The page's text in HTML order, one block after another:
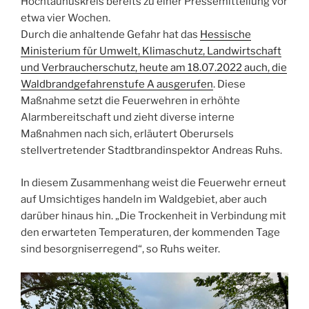
etwa vier Wochen.
Durch die anhaltende Gefahr hat das Hessische
Ministerium für Umwelt, Klimaschutz, Landwirtschaft
und Verbraucherschutz, heute am 18.07.2022 auch, die
Waldbrandgefahrenstufe A ausgerufen. Diese
Maßnahme setzt die Feuerwehren in erhöhte
Alarmbereitschaft und zieht diverse interne
Maßnahmen nach sich, erläutert Oberursels
stellvertretender Stadtbrandinspektor Andreas Ruhs.
In diesem Zusammenhang weist die Feuerwehr erneut
auf Umsichtiges handeln im Waldgebiet, aber auch
darüber hinaus hin. „Die Trockenheit in Verbindung mit
den erwarteten Temperaturen, der kommenden Tage
sind besorgniserregend“, so Ruhs weiter.